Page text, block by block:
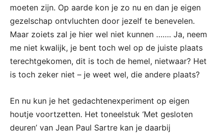
moeten zijn. Op aarde kon je zo nu en dan je eigen
gezelschap ontvluchten door jezelf te benevelen.
Maar zoiets zal je hier wel niet kunnen ……. Ja, neem
me niet kwalijk, je bent toch wel op de juiste plaats
terechtgekomen, dit is toch de hemel, nietwaar? Het
is toch zeker niet – je weet wel, die andere plaats?
En nu kun je het gedachtenexperiment op eigen
houtje voortzetten. Het toneelstuk ‘Met gesloten
deuren’ van Jean Paul Sartre kan je daarbij